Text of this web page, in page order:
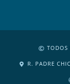
TODOS
R. PADRE